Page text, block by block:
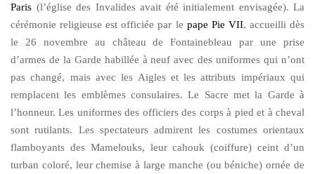
Paris (l’église des Invalides avait été initialement envisagée). La
cérémonie religieuse est officiée par le pape Pie VII, accueilli dès
le 26 novembre au château de Fontainebleau par une prise
d’armes de la Garde habillée à neuf avec des uniformes qui n’ont
pas changé, mais avec les Aigles et les attributs impériaux qui
remplacent les emblèmes consulaires. Le Sacre met la Garde à
l’honneur. Les uniformes des officiers des corps à pied et à cheval
sont rutilants. Les spectateurs admirent les costumes orientaux
flamboyants des Mamelouks, leur cahouk (coiffure) ceint d’un
turban coloré, leur chemise à large manche (ou béniche) ornée de